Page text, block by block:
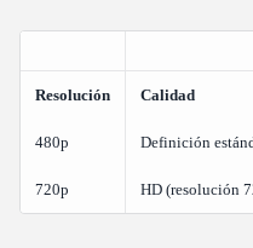
Resolución Calidad
480p Definición
720p HD (resolución